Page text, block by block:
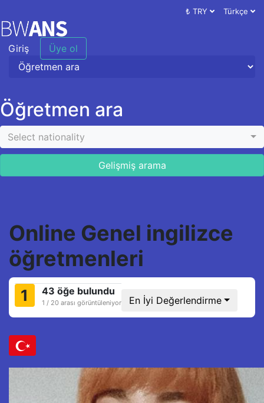
₺ TRY Türkçe
Giriş Üye ol
Öğretmen ara
Select nationality
Gelişmiş arama
Online Genel ingilizce
öğretmenleri
1 43 öğe bulundu
1 / 20 arası görüntüleniyor En İyi Değerlendirme